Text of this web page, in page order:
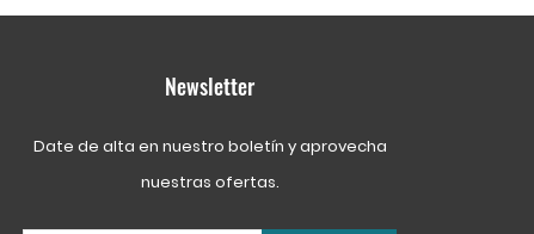
Newsletter
Date de alta en nuestro boletín y aprovecha
nuestras ofertas.